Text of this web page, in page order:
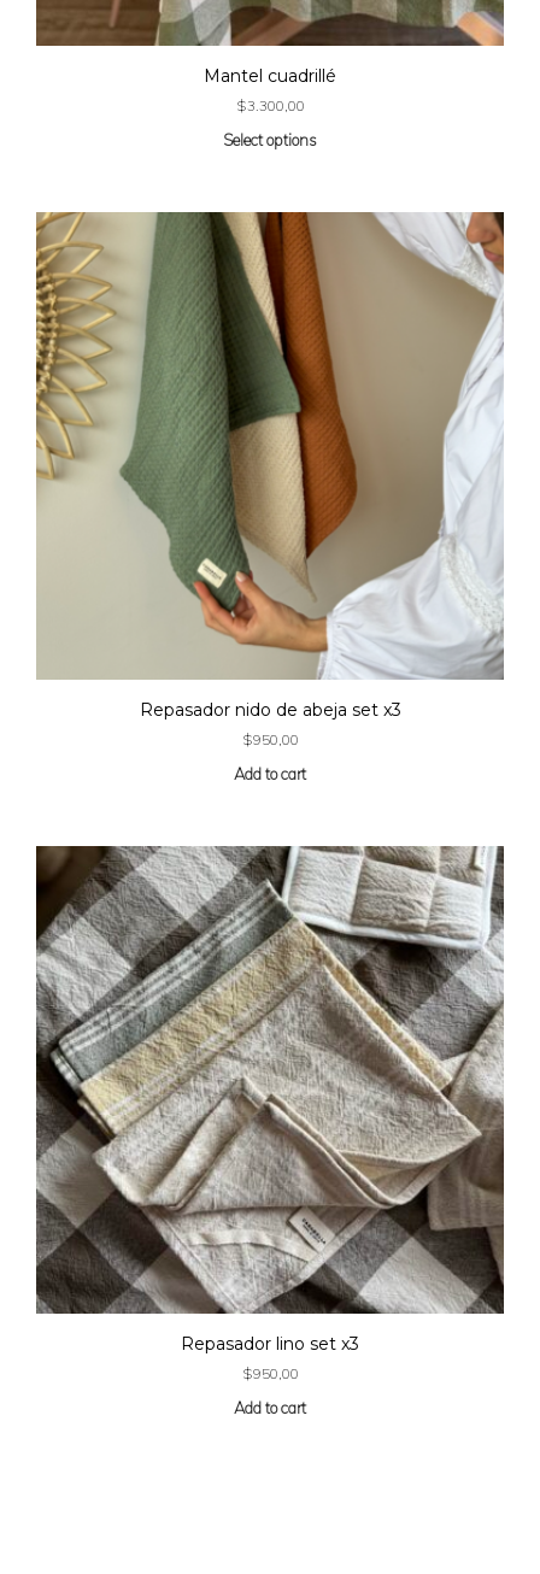
Mantel cuadrillé
$3.300,00
Select options
Repasador nido de abeja set x3
$950,00
Add to cart
Repasador lino set x3
$950,00
Add to cart